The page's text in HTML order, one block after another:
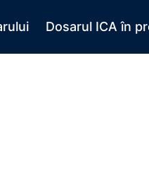
Dosarul ICA în